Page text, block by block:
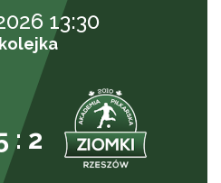
13:30
: 2